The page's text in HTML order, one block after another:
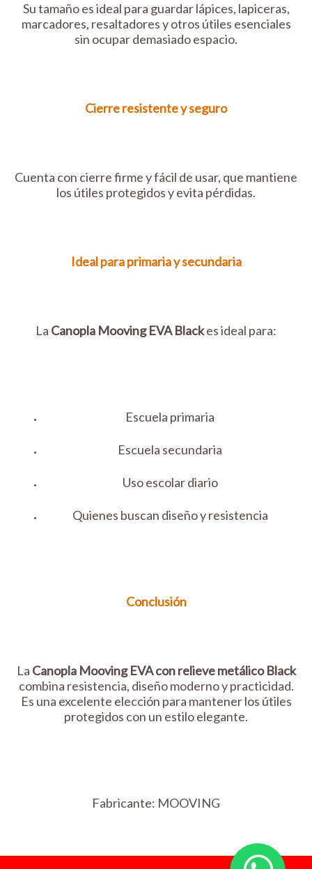
Su tamaño es ideal para guardar lápices, lapiceras,
marcadores, resaltadores y otros útiles esenciales
sin ocupar demasiado espacio.
Cierre resistente y seguro
Cuenta con cierre firme y fácil de usar, que mantiene
los útiles protegidos y evita pérdidas.
Ideal para primaria y secundaria
La Canopla Mooving EVA Blackes ideal para:
Escuela primaria
Escuela secundaria
Uso escolar diario
Quienes buscan diseño y resistencia
Conclusión
La Canopla Mooving EVA con relieve metálico Black
combina resistencia, diseño moderno y practicidad.
Es una excelente elección para mantener los útiles
protegidos con un estilo elegante.
Fabricante: MOOVING